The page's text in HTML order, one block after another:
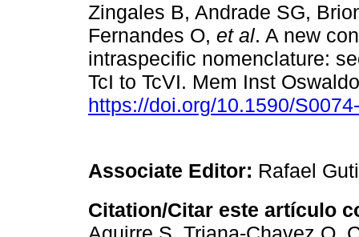
Zingales B, Andrade SG,
Fernandes O, et al. A new
intraspecific nomenclature:
TcI to TcVI. Mem Inst
https://doi.org/10.1590/
Associate Editor: Rafael
Citation/Citar este artículo